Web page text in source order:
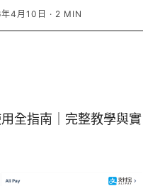
4月10日 · 2 MIN
全指南｜完整教學與實